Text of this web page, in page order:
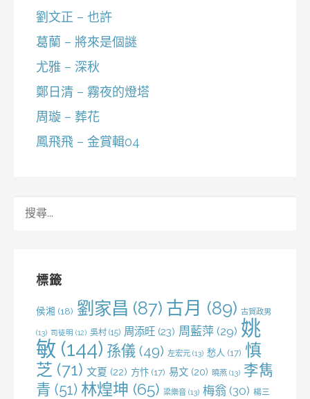
劉文正 – 也許
葛蘭 – 將來是個謎
尤雅 – 深秋
鄭日清 – 霧夜的燈塔
周璇 – 葬花
鳳飛飛 – 金賞輯04
標籤
侯湘 (18) 劉家昌 (87) 古月 (89) 古賀政男
(13) 司徒明 (12) 吳村 (15) 周添旺 (23) 周藍萍 (29) 姚
敏 (144) 孫儀 (49) 左宏元 (13) 愁人 (17) 慎
芝 (71) 文夏 (22) 方忭 (17) 易文 (20) 曉燕 (13) 李雋
青 (51) 林煌坤 (65) 梁樂音 (13) 梅翁 (30) 楊三